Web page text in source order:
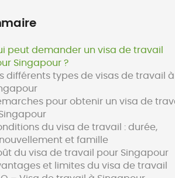
Assurance
expatrié
à l'étranger
Destinations
Application Easy
Claim
peut demander un visa de travail
Singapour ?
différents types de visas de travail à
pour obtenir un visa de
du visa de travail : durée,
et famille
du visa de travail pour Singapour
et limites du visa de travail